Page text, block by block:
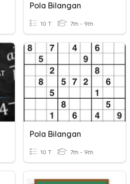
Pola Bilangan
10 T 7th - 9th
Pola Bilangan
10 T 7th - 9th